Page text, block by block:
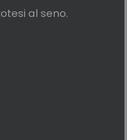
al seno.